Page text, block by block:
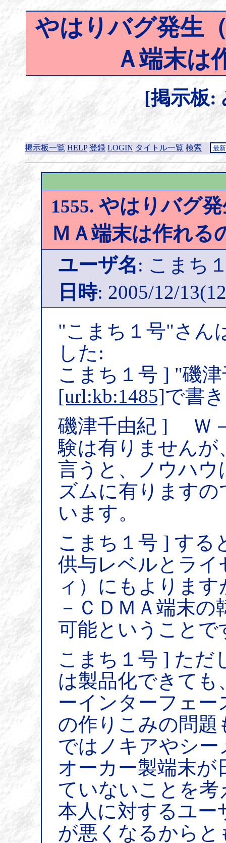
やはりバグ発生
Ａ端末は
[掲示板:
掲示板一覧 HELP 登録 LOGIN タイトル一覧 検索
1555. やはりバグ
ＭＡ端末は作れる
ユーザ名: こまち
日時: 2005/12/
"こまち１号"さん
した:
こまち１号 ] "磯
[url:kb:1485]で書
磯津千由紀 ] Ｗ
験は有りませんが
言うと、ノウハ
ズムに有ります
います。
こまち１号 ] する
供与レベルとラ
ィ）にもよりま
－ＣＤＭＡ端末
可能ということで
こまち１号 ] ただ
は製品化できて
ーインターフェ
の作りこみの問
ではノキアやシ
オーカー製端末
ていないことを
本人に対するユー
が悪くなるから